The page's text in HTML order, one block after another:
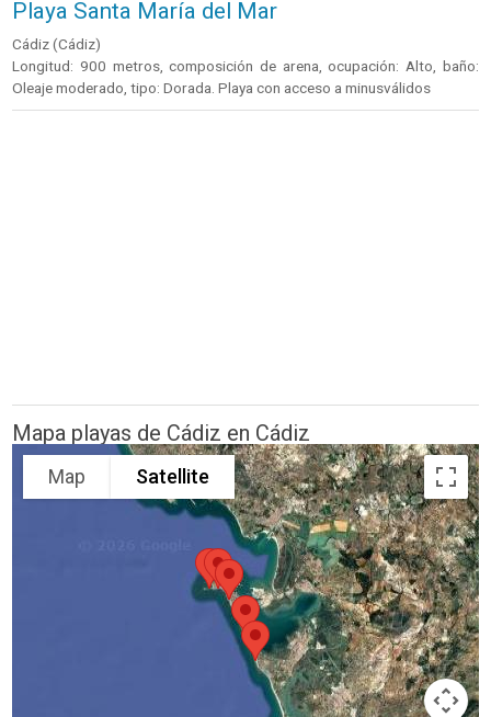
Playa Santa María del Mar
Cádiz (Cádiz)
Longitud: 900 metros, composición de arena, ocupación: Alto, baño:
Oleaje moderado, tipo: Dorada. Playa con acceso a minusválidos
Mapa playas de Cádiz en Cádiz
Map Satellite